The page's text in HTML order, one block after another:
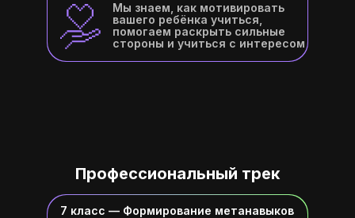
Мы знаем, как мотивировать
вашего ребёнка учиться,
помогаем раскрыть сильные
стороны и учиться с интересом
Профессиональный трек
7 класс — Формирование метанавыков